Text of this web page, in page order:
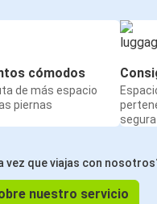
cómodos
de más espacio
piernas
segura
vez que viajas con
nuestro servicio